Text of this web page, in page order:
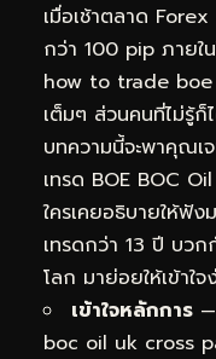
เมื่อเช้าตลาด
กว่า 100 pip ภายใ
how to trade boe
เต็มๆ ส่วนคนที่ไม่รู้
บทความนี้จะพาคุณเ
เทรด BOE BOC
ใครเคยอธิบายให้ฟั
เทรดกว่า 13 ปี บวก
โลก มาย่อยให้เข้าใ
เข้าใจหลักการ
boc oil uk cross